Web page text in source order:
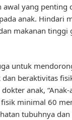
awal yang penting
anak. Hindari
makanan tinggi
untuk
beraktivitas
anak,
minimal 60
tubuhnya dan